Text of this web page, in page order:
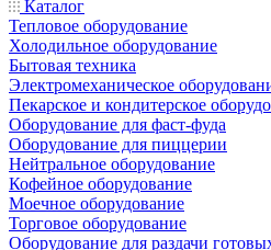
Каталог
Тепловое оборудование
Холодильное оборудование
Бытовая техника
Электромеханическое
Пекарское и кондитерское
Оборудование для фаст-фуда
Оборудование для пиццерии
Нейтральное оборудование
Кофейное оборудование
Моечное оборудование
Торговое оборудование
Оборудование для раздачи